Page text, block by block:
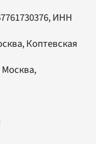
ИНН
Коптевская
Москва,